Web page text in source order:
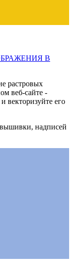
В
растровых
веб-сайте -
векторизуйте его
надписей